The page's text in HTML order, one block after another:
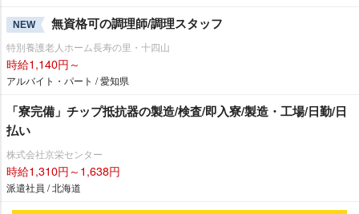
NEW 無資格可の調理師/調理スタッフ
特別養護老人ホーム長寿の里・十四山
時給1,140円～
アルバイト・パート / 愛知県
「寮完備」チップ抵抗器の製造/検査/即入寮/製造・工場/日勤/日
払い
株式会社京栄センター
時給1,310円～1,638円
派遣社員 / 北海道